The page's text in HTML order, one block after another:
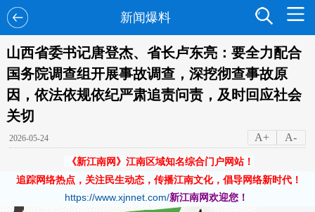
新闻爆料
山西省委书记唐登杰、省长卢东亮：要全力配合
国务院调查组开展事故调查，深挖彻查事故原
因，依法依规依纪严肃追责问责，及时回应社会
关切
2026-05-24 A+ A-
《新江南网》江南区域知名综合门户网站！
追踪网络热点，关注民生动态，传播江南文化，倡导网络新时代！
https://www.xjnnet.com/新江南网欢迎您！